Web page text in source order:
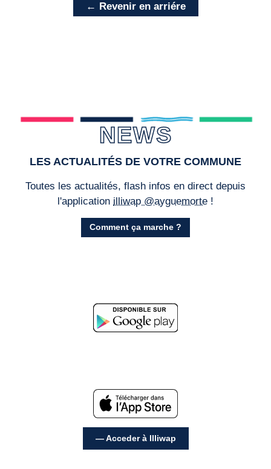
← Revenir en arriére
NEWS
LES ACTUALITÉS DE VOTRE COMMUNE
Toutes les actualités, flash infos en direct depuis
l'application illiwap @ayguemorte !
Comment ça marche ?
— Acceder à Illiwap